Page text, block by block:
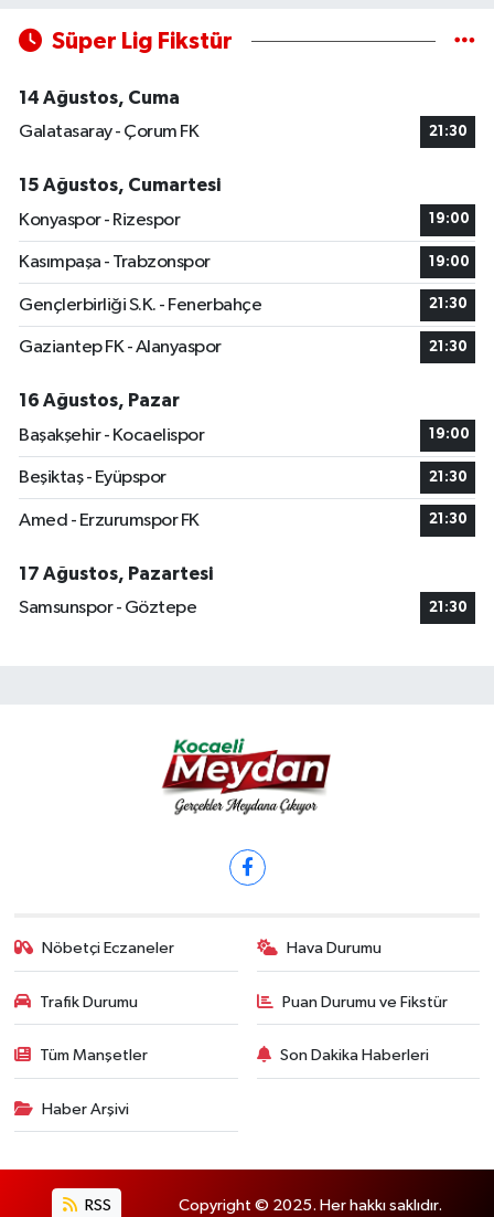
Süper Lig Fikstür
14 Ağustos, Cuma
Galatasaray - Çorum FK
21:30
15 Ağustos, Cumartesi
Konyaspor - Rizespor
19:00
Kasımpaşa - Trabzonspor 19:00
Gençlerbirliği S.K. - Fenerbahçe 21:30
Gaziantep FK - Alanyaspor 21:30
16 Ağustos, Pazar
Başakşehir - Kocaelispor
19:00
Beşiktaş - Eyüpspor 21:30
Amed - Erzurumspor FK 21:30
17 Ağustos, Pazartesi
Samsunspor - Göztepe
21:30
Nöbetçi Eczaneler Hava Durumu
Trafik Durumu Puan Durumu ve Fikstür
Tüm Manşetler Son Dakika Haberleri
Haber Arşivi
RSS Copyright © 2025. Her hakkı saklıdır.